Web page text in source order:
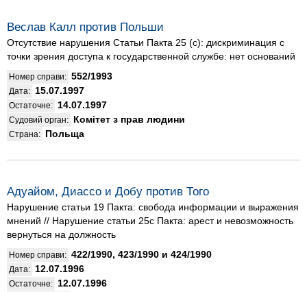
Веслав Калл против Польши
Отсутствие нарушения Статьи Пакта 25 (с): дискриминация с
точки зрения доступа к государственной службе: нет оснований
Номер справи: 552/1993
Дата: 15.07.1997
Остаточне: 14.07.1997
Судовий орган: Комітет з прав людини
Страна: Польща
Адуайом, Диассо и Добу против Того
Нарушение статьи 19 Пакта: свобода информации и выражения
мнений // Нарушение статьи 25с Пакта: арест и невозможность
вернуться на должность
Номер справи: 422/1990, 423/1990 и 424/1990
Дата: 12.07.1996
Остаточне: 12.07.1996